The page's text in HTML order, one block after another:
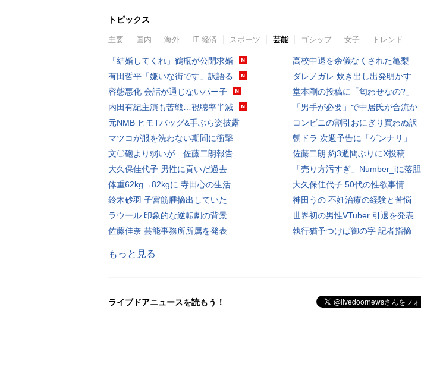
トピックス
主要 国内 海外 IT 経済 スポーツ 芸能 ゴシップ 女子 トレンド
「結婚してくれ」鶴瓶が公開求婚
有田哲平「嫌いな街です」訳語る
容態悪化 会話が通じないパー子
内田有紀主演も苦戦…視聴率半減
元NMB ヒモTバッグ&手ぶら姿披露
マツコが服を洗わない期間に衝撃
文〇砲より弱いが…佐藤二朗報告
大久保佳代子 男性に貢いだ過去
体重62kg→82kgに 寺田心の生活
鈴木砂羽 子宮筋腫摘出していた
ラウール 印象的な逆転劇の背景
佐藤佳奈 芸能事務所所属を発表
高校中退を余儀なくされた亀梨
ダレノガレ 炊き出し出発明かす
堂本剛の投稿に「匂わせなの?」
「男手が必要」で中居氏が合流か
コンビニの割引おにぎり買わぬ訳
朝ドラ 次週予告に「ゲンナリ」
佐藤二朗 約3週間ぶりにX投稿
「売り方汚すぎ」Number_iに落胆
大久保佳代子 50代の性欲事情
神田うの 不妊治療の経験と苦悩
世界初の男性VTuber 引退を発表
執行猶予つけば御の字 記者指摘
もっと見る
ライブドアニュースを読もう！